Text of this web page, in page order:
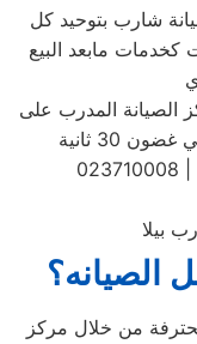
شارب بتوحيد كل
مابعد البيع
الصيانة المدرب على
30 ثانية
023710008 |
بيلا
الصيانه؟
من خلال مركز